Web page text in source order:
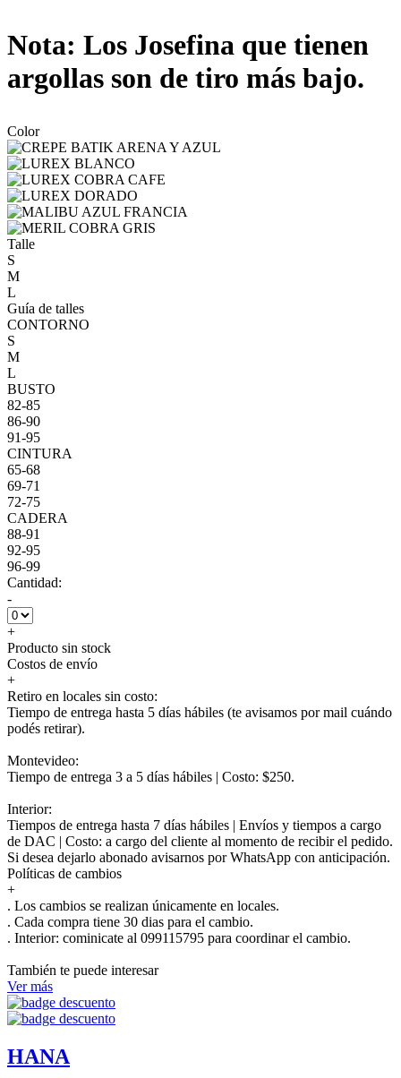
Nota: Los Josefina que tienen
argollas son de tiro más bajo.
Color
Talle
S
M
L
Guía de talles
CONTORNO
S
M
L
BUSTO
82-85
86-90
91-95
CINTURA
65-68
69-71
72-75
CADERA
88-91
92-95
96-99
Cantidad:
-
+
Producto sin stock
Costos de envío
+
Retiro en locales sin costo:
Tiempo de entrega hasta 5 días hábiles (te avisamos por mail cuándo
podés retirar).
Montevideo:
Tiempo de entrega 3 a 5 días hábiles | Costo: $250.
Interior:
Tiempos de entrega hasta 7 días hábiles | Envíos y tiempos a cargo
de DAC | Costo: a cargo del cliente al momento de recibir el pedido.
Si desea dejarlo abonado avisarnos por WhatsApp con anticipación.
Políticas de cambios
+
. Los cambios se realizan únicamente en locales.
. Cada compra tiene 30 dias para el cambio.
. Interior: cominicate al 099115795 para coordinar el cambio.
También te puede interesar
Ver más
HANA